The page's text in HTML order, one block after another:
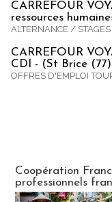
CARREFOUR
ressources
ALTERNANCE /
CARREFOUR
CDI - (St Brice
OFFRES D'EMPLOI
Coopération
professionnels